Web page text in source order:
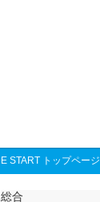
E START トップページ
総合